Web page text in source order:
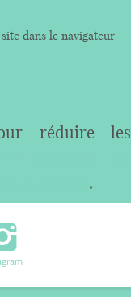
dans le navigateur
réduire les
.